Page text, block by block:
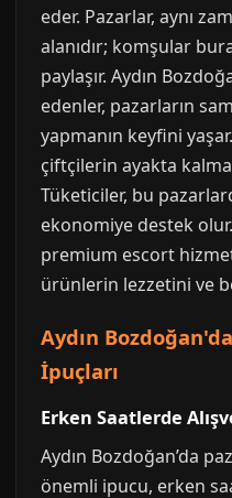
eder. Pazarlar, aynı
alanıdır; komşular
paylaşır. Aydın
edenler, pazarların
yapmanın keyfini
çiftçilerin ayakta
Tüketiciler, bu
ekonomiye destek
premium escort
ürünlerin lezzetini ve
Aydın
İpuçları
Erken Saatlerde
Aydın Bozdoğan’da
önemli ipucu, erken